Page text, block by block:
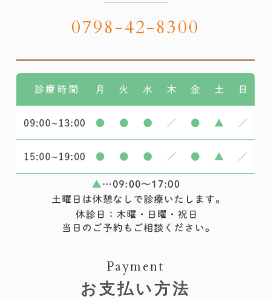
0798-42-8300
Payment
お支払い方法